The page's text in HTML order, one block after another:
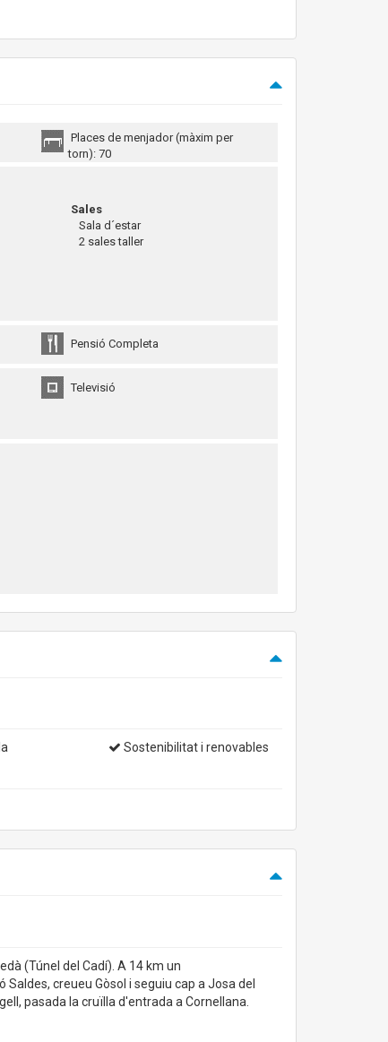
Places de menjador (màxim per
torn): 70
Sales
Sala d´estar
2 sales taller
Pensió Completa
Televisió
Sostenibilitat i renovables
(Túnel del Cadí). A 14 km un
creueu Gòsol i seguiu cap a Josa del
pasada la cruïlla d'entrada a Cornellana.